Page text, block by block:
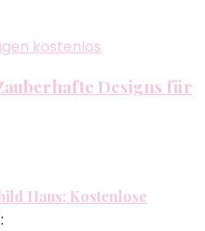
kostenlos
Designs für
Haus: Kostenlose